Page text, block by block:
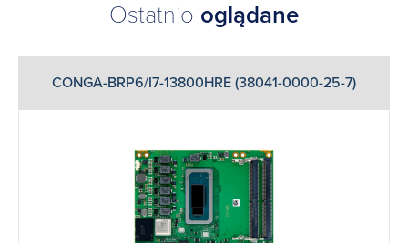
Ostatnio oglądane
CONGA-BRP6/I7-13800HRE (38041-0000-25-7)